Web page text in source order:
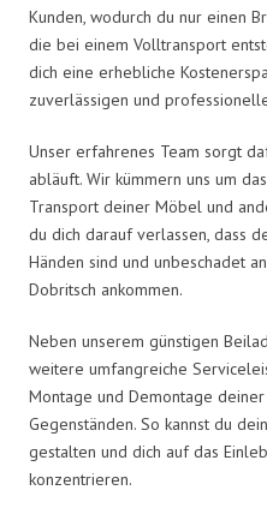
Kunden, wodurch du nur einen
die bei einem Volltransport
dich eine erhebliche
zuverlässigen und
Unser erfahrenes Team sorgt
abläuft. Wir kümmern uns um
Transport deiner Möbel und
du dich darauf verlassen, dass
Händen sind und unbeschadet
Dobritsch ankommen.
Neben unserem günstigen
weitere umfangreiche
Montage und Demontage
Gegenständen. So kannst du
gestalten und dich auf das
konzentrieren.